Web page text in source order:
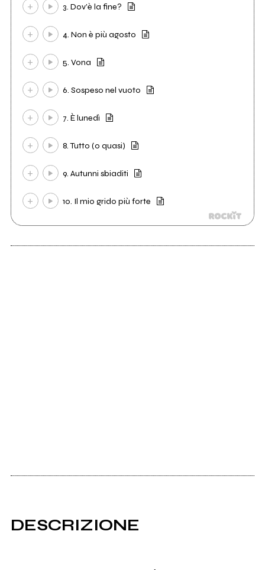
3. Dov'è la fine?
4. Non è più agosto
5. Vona
6. Sospeso nel vuoto
7. È lunedì
8. Tutto (o quasi)
9. Autunni sbiaditi
10. Il mio grido più forte
DESCRIZIONE